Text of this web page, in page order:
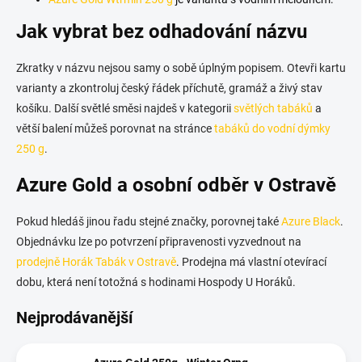
Jak vybrat bez odhadování názvu
Zkratky v názvu nejsou samy o sobě úplným popisem. Otevři kartu
varianty a zkontroluj český řádek příchutě, gramáž a živý stav
košíku. Další světlé směsi najdeš v kategoriisvětlých tabáků a
větší balení můžeš porovnat na stráncetabáků do vodní dýmky
250 g.
Azure Gold a osobní odběr v Ostravě
Pokud hledáš jinou řadu stejné značky, porovnej takéAzure Black.
Objednávku lze po potvrzení připravenosti vyzvednout na
prodejně Horák Tabák v Ostravě. Prodejna má vlastní otevírací
dobu, která není totožná s hodinami Hospody U Horáků.
Nejprodávanější